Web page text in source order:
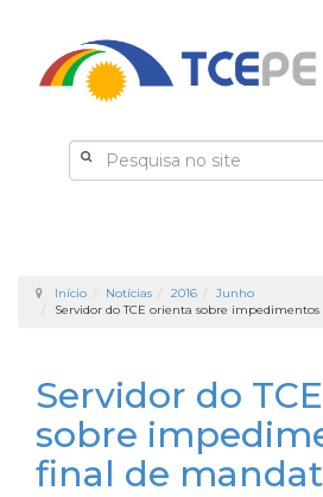
Início Notícias 2016
Junho
Servidor do TCE orienta sobre
Servidor do
sobre
final de